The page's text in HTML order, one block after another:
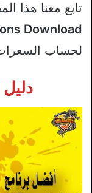
تابع معنا هذا
Download
لحساب السعرات